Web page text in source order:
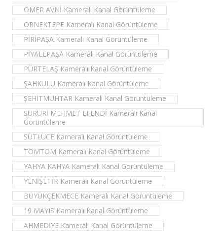
ÖMER AVNİ Kameralı Kanal Görüntüleme
ÖRNEKTEPE Kameralı Kanal Görüntüleme
PİRİPAŞA Kameralı Kanal Görüntüleme
PİYALEPAŞA Kameralı Kanal Görüntüleme
PÜRTELAŞ Kameralı Kanal Görüntüleme
ŞAHKULU Kameralı Kanal Görüntüleme
ŞEHİTMUHTAR Kameralı Kanal Görüntüleme
SURURİ MEHMET EFENDİ Kameralı Kanal
Görüntüleme
SÜTLÜCE Kameralı Kanal Görüntüleme
TOMTOM Kameralı Kanal Görüntüleme
YAHYA KAHYA Kameralı Kanal Görüntüleme
YENİŞEHİR Kameralı Kanal Görüntüleme
BÜYÜKÇEKMECE Kameralı Kanal Görüntüleme
19 MAYIS Kameralı Kanal Görüntüleme
AHMEDİYE Kameralı Kanal Görüntüleme